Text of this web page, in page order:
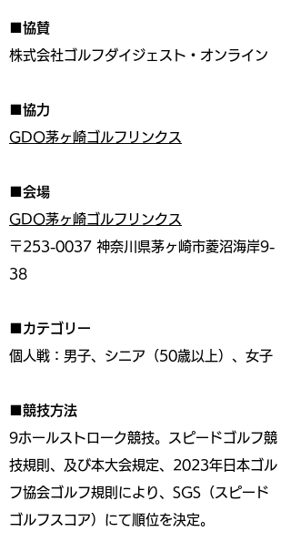
■協賛
株式会社ゴルフダイジェスト・オンライン
■協力
GDO茅ヶ崎ゴルフリンクス
■会場
GDO茅ヶ崎ゴルフリンクス
〒253-0037 神奈川県茅ヶ崎市菱沼海岸9-
38
■カテゴリー
個人戦：男子、シニア（50歳以上）、女子
■競技方法
9ホールストローク競技。スピードゴルフ競
技規則、及び本大会規定、2023年日本ゴル
フ協会ゴルフ規則により、SGS（スピード
ゴルフスコア）にて順位を決定。